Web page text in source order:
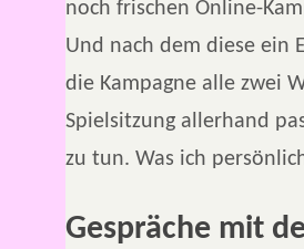
noch frischen Online-
Und nach dem diese ein
die Kampagne alle zwei
Spielsitzung allerhand
zu tun. Was ich
Gespräche mit